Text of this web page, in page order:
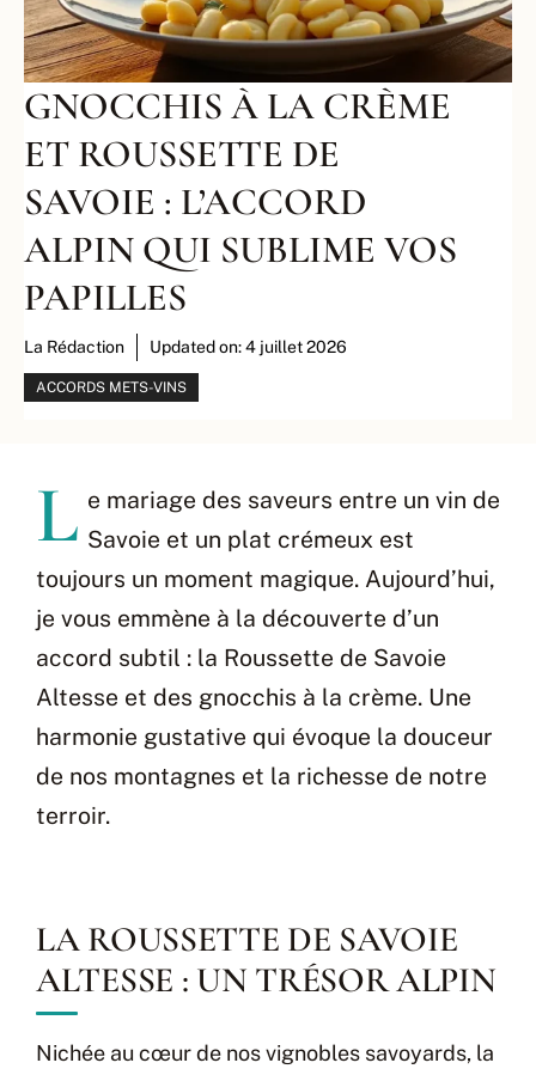
GNOCCHIS À LA CRÈME
ET ROUSSETTE DE
SAVOIE : L’ACCORD
ALPIN QUI SUBLIME VOS
PAPILLES
La Rédaction Updated on:4 juillet 2026
ACCORDS METS-VINS
L e mariage des saveurs entre un vin de
Savoie et un plat crémeux est
toujours un moment magique. Aujourd’hui,
je vous emmène à la découverte d’un
accord subtil : la Roussette de Savoie
Altesse et des gnocchis à la crème. Une
harmonie gustative qui évoque la douceur
de nos montagnes et la richesse de notre
terroir.
LA ROUSSETTE DE SAVOIE
ALTESSE : UN TRÉSOR ALPIN
Nichée au cœur de nos vignobles savoyards, la